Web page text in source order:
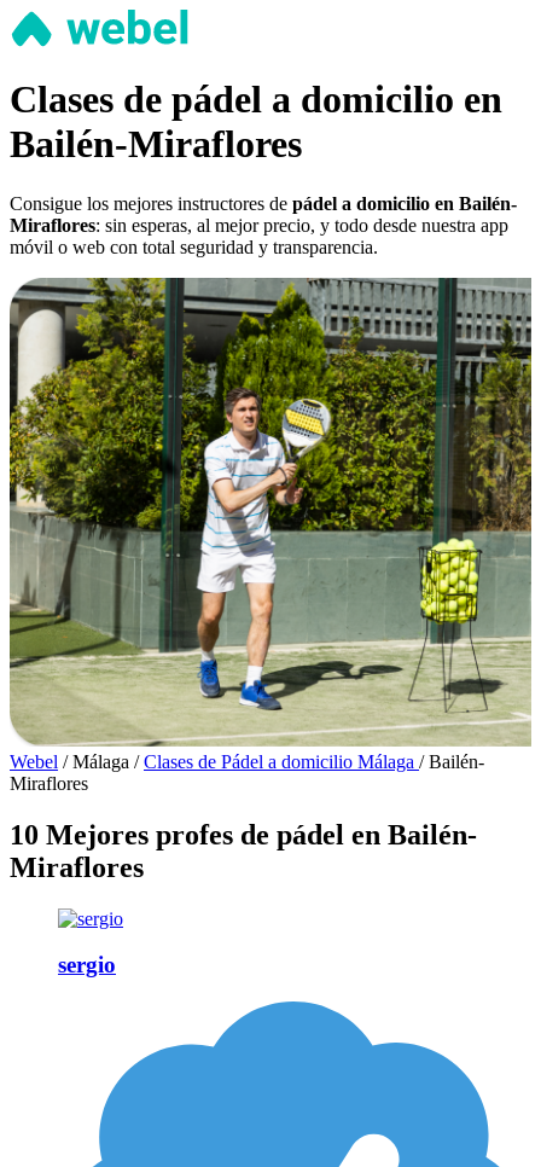
Clases de pádel a domicilio en
Bailén-Miraflores
Consigue los mejores instructores de pádel a domicilio en Bailén-
Miraflores: sin esperas, al mejor precio, y todo desde nuestra app
móvil o web con total seguridad y transparencia.
Webel / Málaga / Clases de Pádel a domicilio Málaga / Bailén-
Miraflores
10 Mejores profes de pádel en Bailén-
Miraflores
sergio